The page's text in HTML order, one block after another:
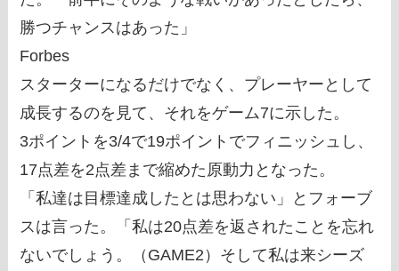
勝つチャンスはあった」
Forbes
スターターになるだけでなく、プレーヤーとして
成長するのを見て、それをゲーム7に示した。
3ポイントを3/4で19ポイントでフィニッシュし、
17点差を2点差まで縮めた原動力となった。
「私達は目標達成したとは思わない」とフォーブ
スは言った。「私は20点差を返されたことを忘れ
ないでしょう。（GAME2）そして私は来シーズ